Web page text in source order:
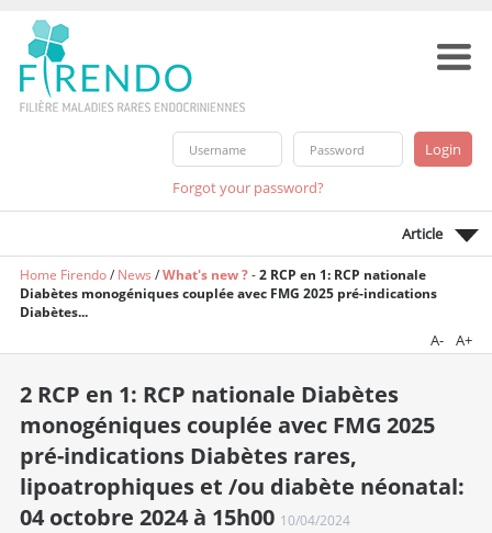
Forgot your password?
Article
Home Firendo/News /What's new ?-2 RCP en 1: RCP nationale
Diabètes monogéniques couplée avec FMG 2025 pré-indications
Diabètes...
A- A+
2 RCP en 1: RCP nationale Diabètes
monogéniques couplée avec FMG 2025
pré-indications Diabètes rares,
lipoatrophiques et /ou diabète néonatal:
04 octobre 2024 à 15h00 10/04/2024